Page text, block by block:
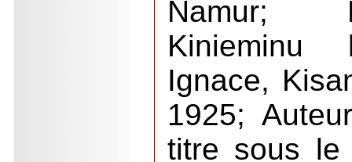
Namur;
Ignace,
1925;
titre sous le